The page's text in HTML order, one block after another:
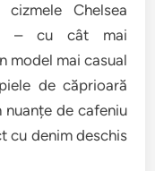
Chelsea
– cu cât mai
model mai casual
de căprioară
de cafeniu
cu denim deschis